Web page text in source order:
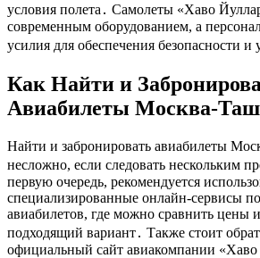
условия полета․ Самолеты «Хаво
современным оборудованием, а
усилия для обеспечения безопасности и
Как Найти и
Авиабилеты Москва-
Найти и забронировать авиабилеты
несложно, если следовать нескольким
первую очередь, рекомендуется
специализированные онлайн-сервисы
авиабилетов, где можно сравнить цены
подходящий вариант․ Также стоит
официальный сайт авиакомпании «Хаво